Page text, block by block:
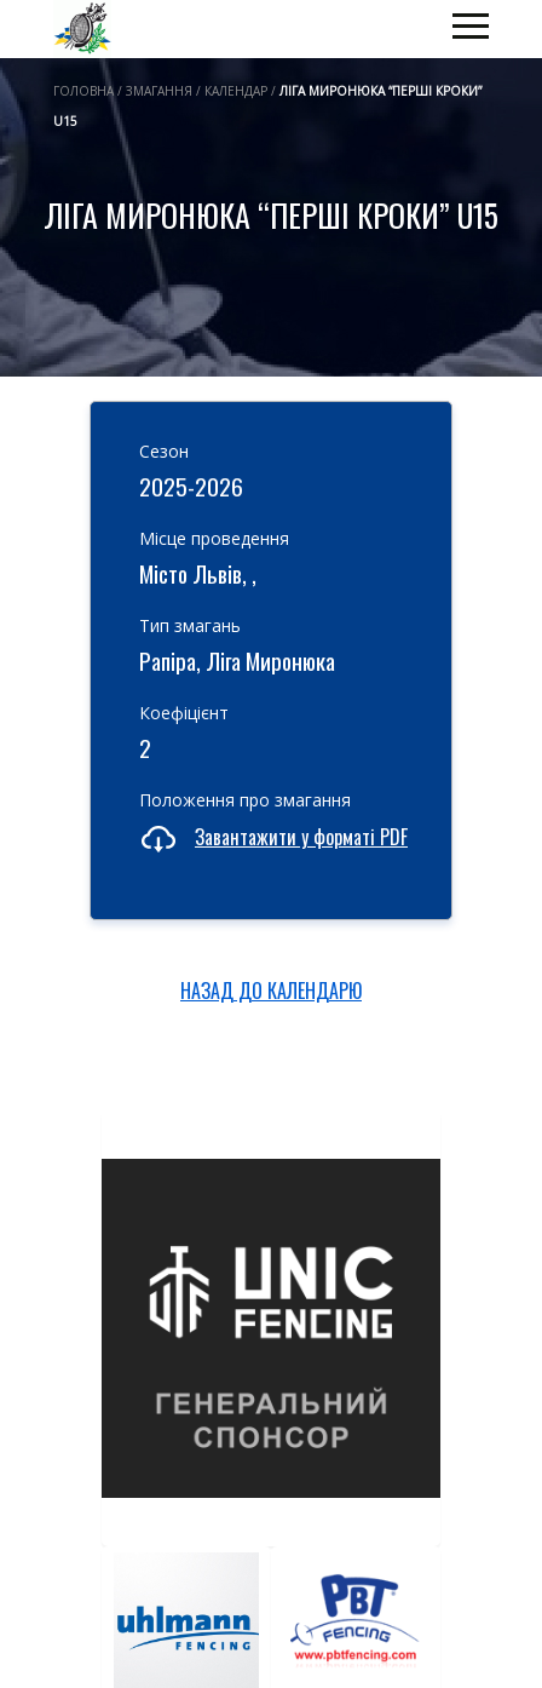
ГОЛОВНА / ЗМАГАННЯ / КАЛЕНДАР /ЛІГА МИРОНЮКА “ПЕРШІ КРОКИ”
U15
ЛІГА МИРОНЮКА “ПЕРШІ КРОКИ” U15
Cезон
2025-2026
Місце проведення
Місто Львів, ,
Тип змагань
Рапіра, Ліга Миронюка
Коефіцієнт
2
Положення про змагання
Завантажити у форматі PDF
НАЗАД ДО КАЛЕНДАРЮ